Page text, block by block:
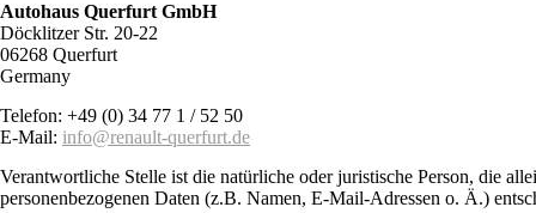
Autohaus Querfurt GmbH
Döcklitzer Str. 20-22
06268 Querfurt
Germany
Telefon: +49 (0) 34 77 1 / 52 50
E-Mail: info@renault-querfurt.de
Verantwortliche Stelle ist die natürliche oder juristische Person, die
personenbezogenen Daten (z.B. Namen, E-Mail-Adressen o. Ä.)